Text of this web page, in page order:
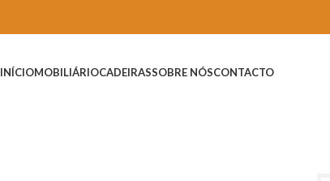
INÍCIOMOBILIÁRIOCADEIRASSOBRE NÓSCONTACTO